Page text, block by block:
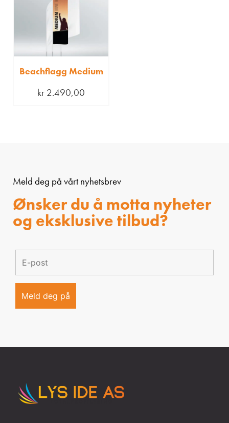
Beachflagg Medium
kr 2.490,00
Meld deg på vårt nyhetsbrev
Ønsker du å motta nyheter
og eksklusive tilbud?